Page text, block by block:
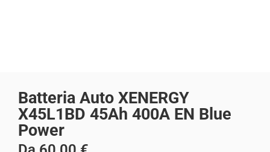
Batteria Auto XENERGY
X45L1BD 45Ah 400A EN Blue
Power